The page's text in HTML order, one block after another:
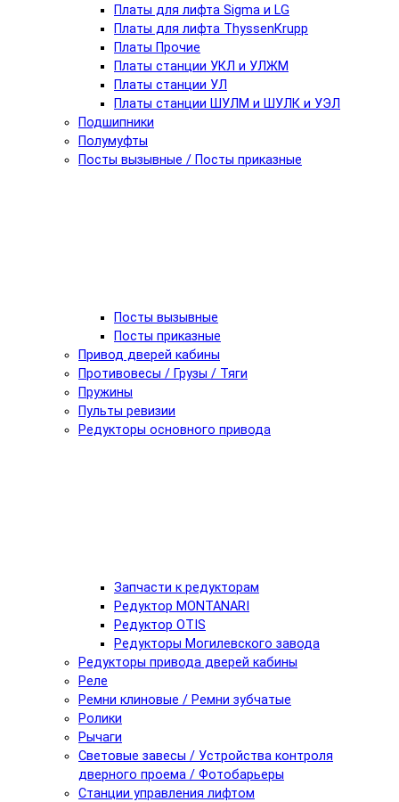
Платы для лифта Sigma и LG
Платы для лифта ThyssenKrupp
Платы Прочие
Платы станции УКЛ и УЛЖМ
Платы станции УЛ
Платы станции ШУЛМ и ШУЛК и УЭЛ
Подшипники
Полумуфты
Посты вызывные / Посты приказные
Посты вызывные
Посты приказные
Привод дверей кабины
Противовесы / Грузы / Тяги
Пружины
Пульты ревизии
Редукторы основного привода
Запчасти к редукторам
Редуктор MONTANARI
Редуктор OTIS
Редукторы Могилевского завода
Редукторы привода дверей кабины
Реле
Ремни клиновые / Ремни зубчатые
Ролики
Рычаги
Световые завесы / Устройства контроля
дверного проема / Фотобарьеры
Станции управления лифтом